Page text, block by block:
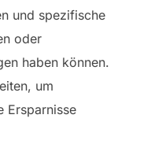
und spezifische
oder
haben können.
um
Ersparnisse